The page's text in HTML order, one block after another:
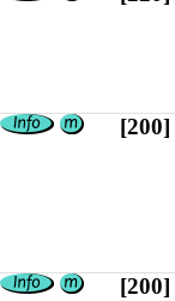
[200]
[200]